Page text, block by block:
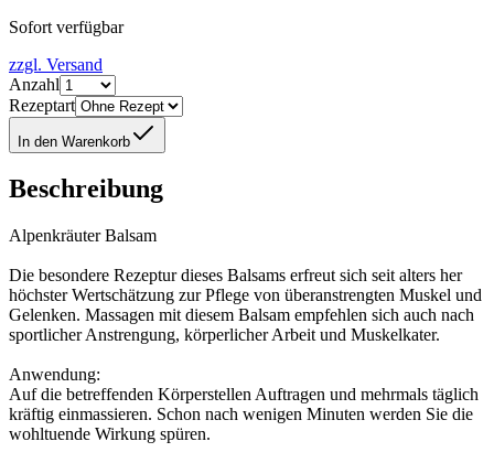
Sofort verfügbar
zzgl. Versand
Anzahl
Rezeptart
In den Warenkorb
Beschreibung
Alpenkräuter Balsam
Die besondere Rezeptur dieses Balsams erfreut sich seit alters her
höchster Wertschätzung zur Pflege von überanstrengten Muskel und
Gelenken. Massagen mit diesem Balsam empfehlen sich auch nach
sportlicher Anstrengung, körperlicher Arbeit und Muskelkater.
Anwendung:
Auf die betreffenden Körperstellen Auftragen und mehrmals täglich
kräftig einmassieren. Schon nach wenigen Minuten werden Sie die
wohltuende Wirkung spüren.